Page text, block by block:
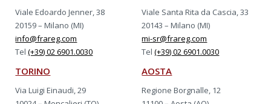
Viale Edoardo Jenner, 38
20159 – Milano (MI)
info@frareg.com
Tel(+39) 02 6901.0030
Viale Santa Rita da Cascia, 33
20143 – Milano (MI)
mi-sr@frareg.com
Tel(+39) 02 6901.0030
TORINO
Via Luigi Einaudi, 29
AOSTA
Regione Borgnalle, 12